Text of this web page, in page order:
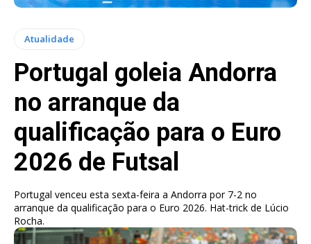
Atualidade
Portugal goleia Andorra
no arranque da
qualificação para o Euro
2026 de Futsal
Portugal venceu esta sexta-feira a Andorra por 7-2 no
arranque da qualificação para o Euro 2026. Hat-trick de Lúcio
Rocha.